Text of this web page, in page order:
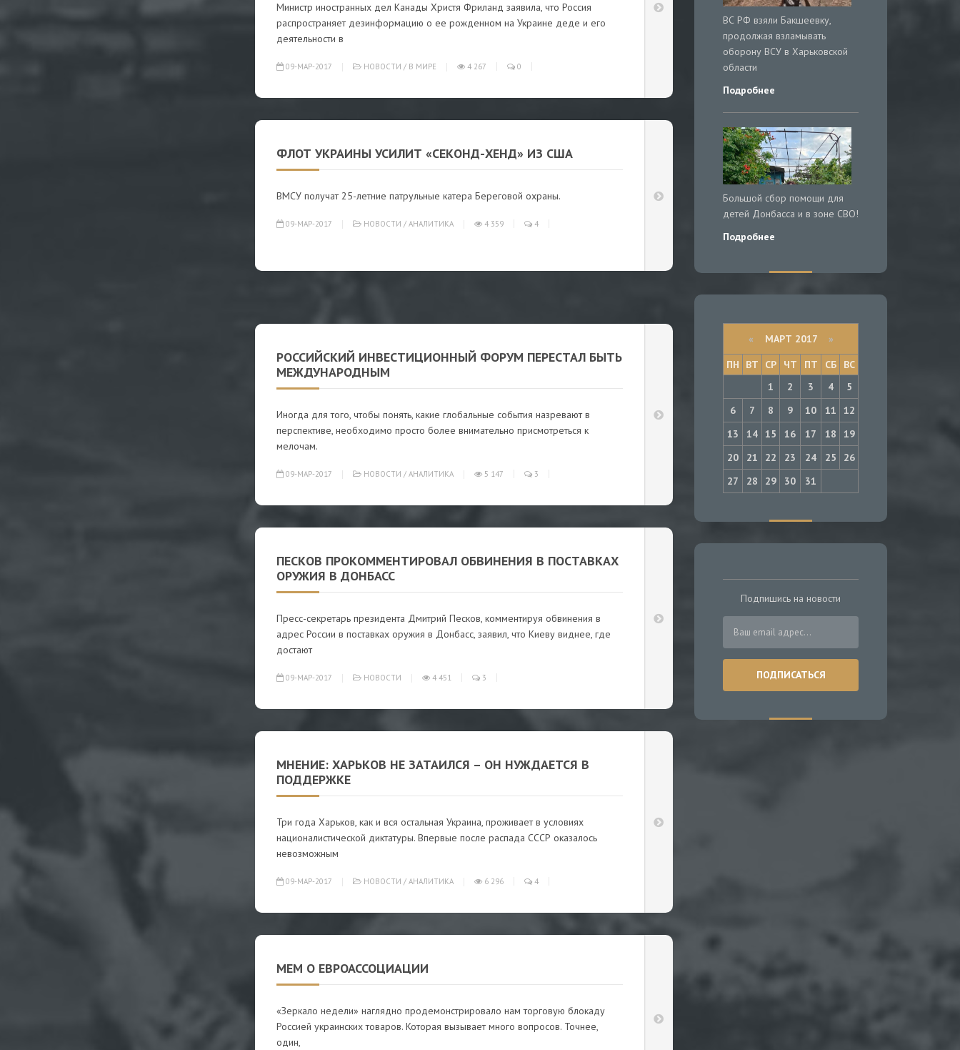
Министр иностранных дел Канады Христя Фриланд заявила, что Россия
распространяет дезинформацию о ее рожденном на Украине деде и его
деятельности в
09-МАР-2017 НОВОСТИ / В МИРЕ 4 267 0
ФЛОТ УКРАИНЫ УСИЛИТ «СЕКОНД-ХЕНД» ИЗ США
ВМСУ получат 25-летние патрульные катера Береговой охраны.
09-МАР-2017 НОВОСТИ / АНАЛИТИКА 4 359 4
РОССИЙСКИЙ ИНВЕСТИЦИОННЫЙ ФОРУМ ПЕРЕСТАЛ БЫТЬ
МЕЖДУНАРОДНЫМ
Иногда для того, чтобы понять, какие глобальные события назревают в
перспективе, необходимо просто более внимательно присмотреться к
мелочам.
09-МАР-2017 НОВОСТИ / АНАЛИТИКА 5 147 3
ПЕСКОВ ПРОКОММЕНТИРОВАЛ ОБВИНЕНИЯ В ПОСТАВКАХ
ОРУЖИЯ В ДОНБАСС
Пресс-секретарь президента Дмитрий Песков, комментируя обвинения в
адрес России в поставках оружия в Донбасс, заявил, что Киеву виднее, где
достают
09-МАР-2017 НОВОСТИ 4 451 3
МНЕНИЕ: ХАРЬКОВ НЕ ЗАТАИЛСЯ – ОН НУЖДАЕТСЯ В
ПОДДЕРЖКЕ
Три года Харьков, как и вся остальная Украина, проживает в условиях
националистической диктатуры. Впервые после распада СССР оказалось
невозможным
09-МАР-2017 НОВОСТИ / АНАЛИТИКА 6 296 4
МЕМ О ЕВРОАССОЦИАЦИИ
«Зеркало недели» наглядно продемонстрировало нам торговую блокаду
Россией украинских товаров. Которая вызывает много вопросов. Точнее,
один,
ВС РФ взяли Бакшеевку,
продолжая взламывать
оборону ВСУ в Харьковской
области
Подробнее
Большой сбор помощи для
детей Донбасса и в зоне СВО!
Подробнее
« МАРТ 2017 »
ПН
ВТ СР ЧТ ПТ СБ
ВС
1
2 3 4
5
6
7 8 9 10 11
12
13
14 15 16 17 18
19
20
21 22 23 24 25
26
27
28 29 30 31
Подпишись на новости